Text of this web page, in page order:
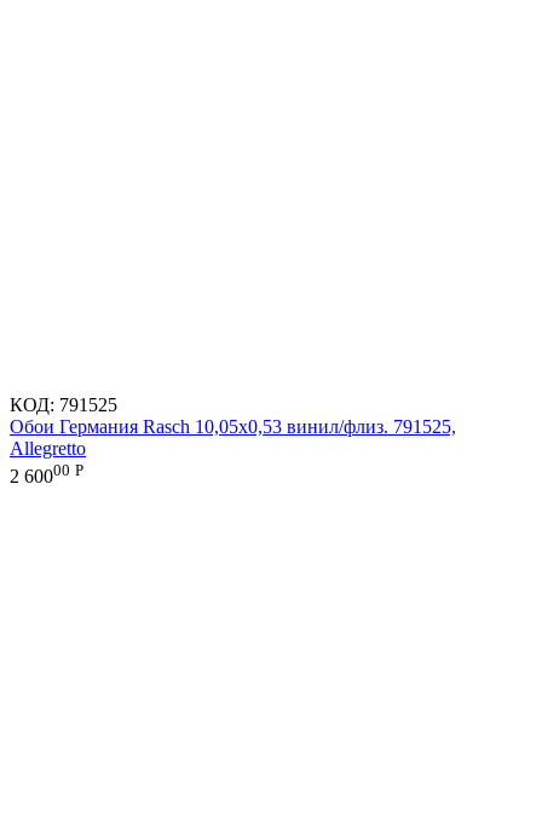
КОД: 791525
Обои Германия Rasch 10,05x0,53 винил/флиз. 791525,
Allegretto
2 60000 Р